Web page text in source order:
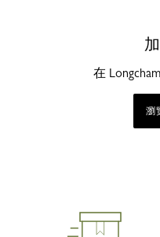
在
瀏